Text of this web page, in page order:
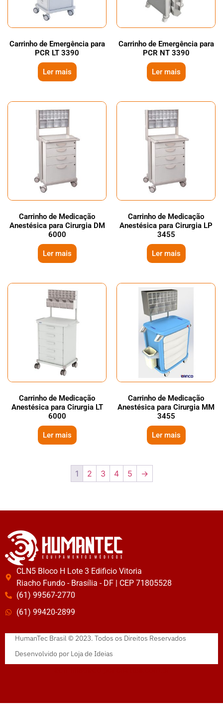
Carrinho de Emergência para
PCR LT 3390
Ler mais
Carrinho de Emergência para
PCR NT 3390
Ler mais
Carrinho de Medicação
Anestésica para Cirurgia DM
6000
Ler mais
Carrinho de Medicação
Anestésica para Cirurgia LP
3455
Ler mais
Carrinho de Medicação
Anestésica para Cirurgia LT
6000
Ler mais
Carrinho de Medicação
Anestésica para Cirurgia MM
3455
Ler mais
1 2 3 4 5 →
CLN5 Bloco H Lote 3 Edificio Vitoria
Riacho Fundo - Brasília - DF | CEP 71805528
(61) 99567-2770
(61) 99420-2899
HumanTec Brasil © 2023. Todos os Direitos Reservados
Desenvolvido por Loja de Ideias